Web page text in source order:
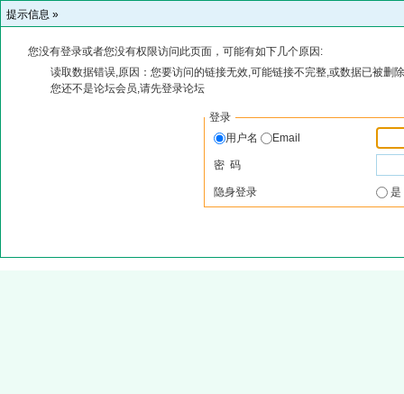
提示信息 »
您没有登录或者您没有权限访问此页面，可能有如下几个原因:
读取数据错误,原因：您要访问的链接无效,可能链接不完整,或数据已被删
您还不是论坛会员,请先登录论坛
登录
用户名
Email
密 码
隐身登录